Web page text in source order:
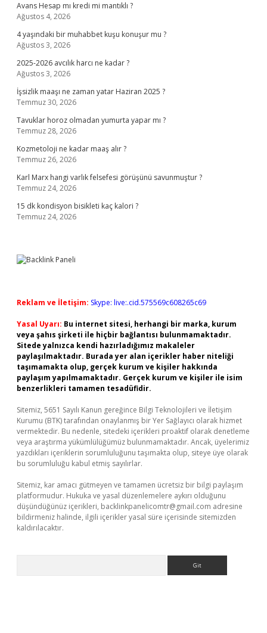
Avans Hesap mı kredi mi mantıklı ?
Ağustos 4, 2026
4 yaşındaki bir muhabbet kuşu konuşur mu ?
Ağustos 3, 2026
2025-2026 avcılık harcı ne kadar ?
Ağustos 3, 2026
İşsizlik maaşı ne zaman yatar Haziran 2025 ?
Temmuz 30, 2026
Tavuklar horoz olmadan yumurta yapar mı ?
Temmuz 28, 2026
Kozmetoloji ne kadar maaş alır ?
Temmuz 26, 2026
Karl Marx hangi varlık felsefesi görüşünü savunmuştur ?
Temmuz 24, 2026
15 dk kondisyon bisikleti kaç kalori ?
Temmuz 24, 2026
Reklam ve İletişim: Skype: live:.cid.575569c608265c69
Yasal Uyarı: Bu internet sitesi, herhangi bir marka, kurum
veya şahıs şirketi ile hiçbir bağlantısı bulunmamaktadır.
Sitede yalnızca kendi hazırladığımız makaleler
paylaşılmaktadır. Burada yer alan içerikler haber niteliği
taşımamakta olup, gerçek kurum ve kişiler hakkında
paylaşım yapılmamaktadır. Gerçek kurum ve kişiler ile isim
benzerlikleri tamamen tesadüfidir.
Sitemiz, 5651 Sayılı Kanun gereğince Bilgi Teknolojileri ve İletişim
Kurumu (BTK) tarafından onaylanmış bir Yer Sağlayıcı olarak hizmet
vermektedir. Bu nedenle, sitedeki içerikleri proaktif olarak denetleme
veya araştırma yükümlülüğümüz bulunmamaktadır. Ancak, üyelerimiz
yazdıkları içeriklerin sorumluluğunu taşımakta olup, siteye üye olarak
bu sorumluluğu kabul etmiş sayılırlar.
Sitemiz, kar amacı gütmeyen ve tamamen ücretsiz bir bilgi paylaşım
platformudur. Hukuka ve yasal düzenlemelere aykırı olduğunu
düşündüğünüz içerikleri, backlinkpanelicomtr@gmail.com adresine
bildirmeniz halinde, ilgili içerikler yasal süre içerisinde sitemizden
kaldırılacaktır.